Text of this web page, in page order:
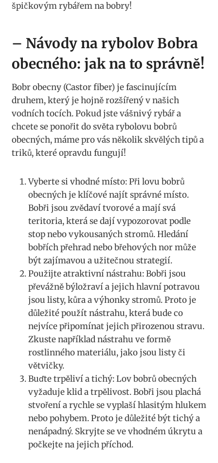
špičkovým rybářem na bobry!
– ⁣Návody na rybolov Bobra
⁤obecného: jak na to správně!
Bobr obecny (Castor fiber) je fascinujícím
druhem, který je hojně rozšířený v našich ​
vodních tocích. Pokud jste ‍vášnivý ​rybář⁣ a
chcete se ponořit do světa rybolovu bobrů
obecných, máme pro vás ⁢několik skvělých‍ tipů a
triků, které opravdu ⁣fungují!
Vyberte si vhodné místo: Při lovu‍ bobrů⁣
obecných je klíčové najít správné místo.
Bobři jsou zvědaví tvorové a mají svá
teritoria, která se dají vypozorovat‍ podle
stop nebo vykousaných‍ stromů. Hledání
bobřích přehrad nebo ⁢břehových nor může
být zajímavou a užitečnou strategií.
Použijte‍ atraktivní nástrahu: ‍Bobři jsou
převážně​ býložraví a jejich hlavní potravou
jsou listy, kůra⁢ a výhonky stromů. Proto je
důležité ​použít nástrahu, která bude co
nejvíce⁣ připomínat⁤ jejich přirozenou stravu. ​
Zkuste například nástrahu‌ ve formě
rostlinného ⁢materiálu, ​jako ⁢jsou listy či
větvičky.
Buďte trpěliví a tichý: Lov bobrů obecných
vyžaduje klid a trpělivost. Bobři jsou plachá
stvoření a rychle se vyplaší hlasitým ‌hlukem
nebo pohybem. Proto je důležité být‍ tichý a
nenápadný. Skryjte se⁤ ve vhodném úkrytu a
počkejte ​na jejich příchod.